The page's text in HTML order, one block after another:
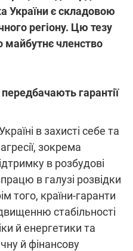
України є складовою
регіону. Цю тезу
майбутнє членство
гарантії
в захисті себе та
зокрема
в розбудові
в галузі розвідки
того, країни-гаранти
стабільності
й енергетики та
й фінансову